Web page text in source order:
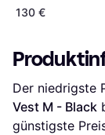
130 €
Der niedrigste
Vest M - Black
günstigste